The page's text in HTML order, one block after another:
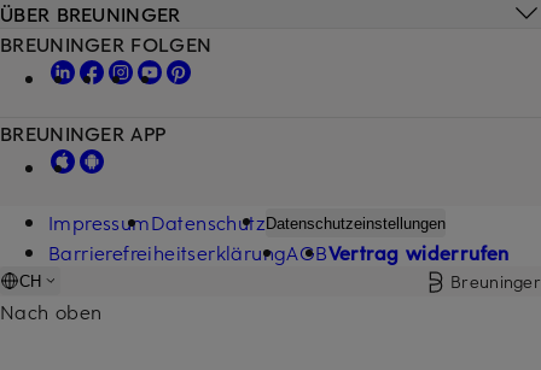
ÜBER BREUNINGER
BREUNINGER FOLGEN
BREUNINGER APP
ImpressumDatenschutz Datenschutzeinstellungen
BarrierefreiheitserklärungAGBVertrag widerrufen
CH Breuninger
Nach oben